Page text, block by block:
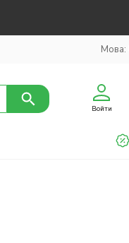
Мова:
Войти